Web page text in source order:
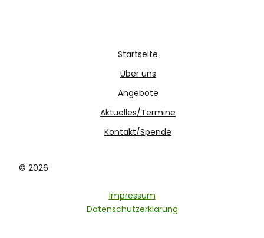
Startseite
Über uns
Angebote
Aktuelles/Termine
Kontakt/Spende
© 2026
Impressum
Datenschutzerklärung